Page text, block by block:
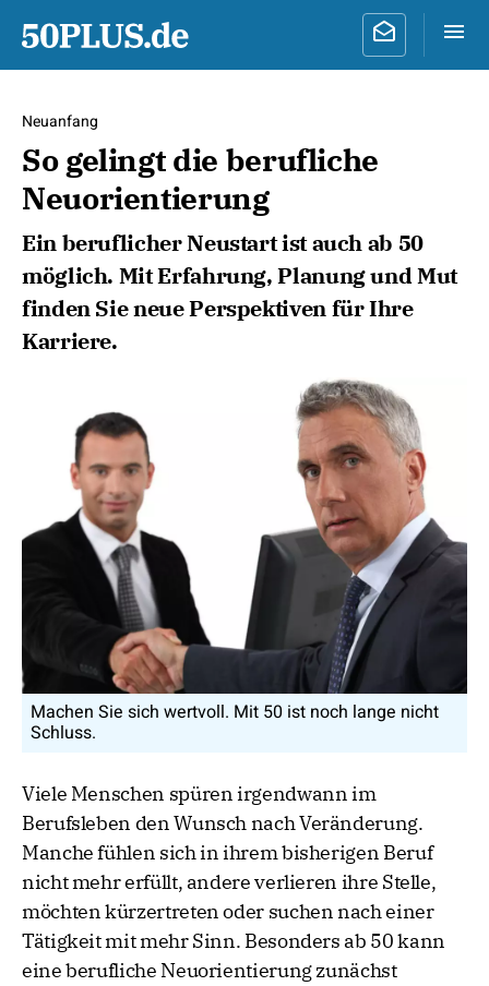
Neuanfang
So gelingt die berufliche
Neuorientierung
Ein beruflicher Neustart ist auch ab 50
möglich. Mit Erfahrung, Planung und Mut
finden Sie neue Perspektiven für Ihre
Karriere.
Machen Sie sich wertvoll. Mit 50 ist noch lange nicht
Schluss.
Viele Menschen spüren irgendwann im
Berufsleben den Wunsch nach Veränderung.
Manche fühlen sich in ihrem bisherigen Beruf
nicht mehr erfüllt, andere verlieren ihre Stelle,
möchten kürzertreten oder suchen nach einer
Tätigkeit mit mehr Sinn. Besonders ab 50 kann
eine berufliche Neuorientierung zunächst